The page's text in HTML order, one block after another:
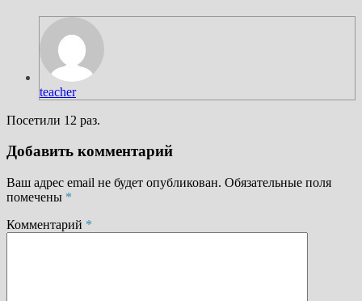
teacher
Посетили 12 раз.
Добавить комментарий
Ваш адрес email не будет опубликован. Обязательные поля
помечены *
Комментарий *